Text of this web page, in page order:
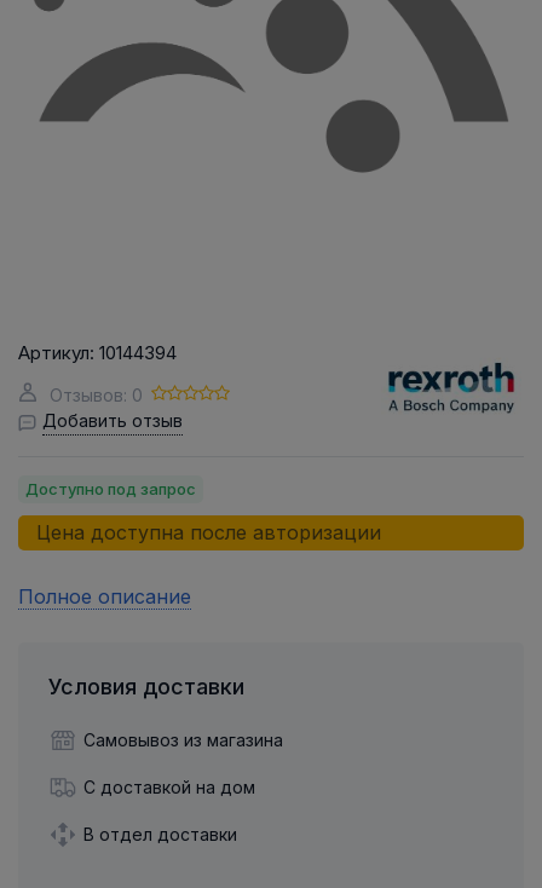
Артикул: 10144394
Отзывов: 0
Добавить отзыв
Доступно под запрос
Цена доступна после авторизации
Полное описание
Условия доставки
Самовывоз из магазина
С доставкой на дом
В отдел доставки